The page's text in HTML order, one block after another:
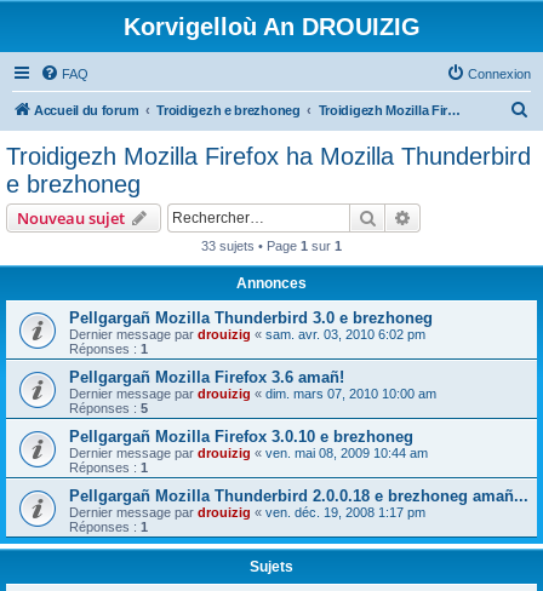
Korvigelloù An DROUIZIG
FAQ Connexion
Accueil du forum Troidigezh e brezhoneg Troidigezh Mozilla Firefox ha Mozilla Thunderbird e brezhoneg
Troidigezh Mozilla Firefox ha Mozilla Thunderbird
e brezhoneg
Nouveau sujet Rechercher
33 sujets • Page 1 sur 1
Annonces
Pellgargañ Mozilla Thunderbird 3.0 e brezhoneg
Dernier message par drouizig « sam. avr. 03, 2010 6:02 pm
Réponses : 1
Pellgargañ Mozilla Firefox 3.6 amañ!
Dernier message par drouizig « dim. mars 07, 2010 10:00 am
Réponses : 5
Pellgargañ Mozilla Firefox 3.0.10 e brezhoneg
Dernier message par drouizig « ven. mai 08, 2009 10:44 am
Réponses : 1
Pellgargañ Mozilla Thunderbird 2.0.0.18 e brezhoneg amañ...
Dernier message par drouizig « ven. déc. 19, 2008 1:17 pm
Réponses : 1
Sujets